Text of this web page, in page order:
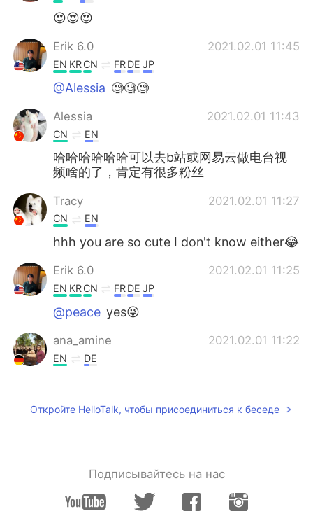
😍😍😍
Erik 6.0 2021.02.01 11:45
EN KRCN FRDE JP
@Alessia 🧐🧐🧐
Alessia 2021.02.01 11:43
CN EN
哈哈哈哈哈哈可以去b站或网易云做电台视
频啥的了，肯定有很多粉丝
Tracy 2021.02.01 11:27
CN EN
hhh you are so cute I don't know either😂
Erik 6.0 2021.02.01 11:25
EN KRCN FRDE JP
@peace yes😜
ana_amine 2021.02.01 11:22
EN DE
peace 2021.02.01 11:20
Откройте HelloTalk, чтобы присоединиться к беседе
Подписывайтесь на нас